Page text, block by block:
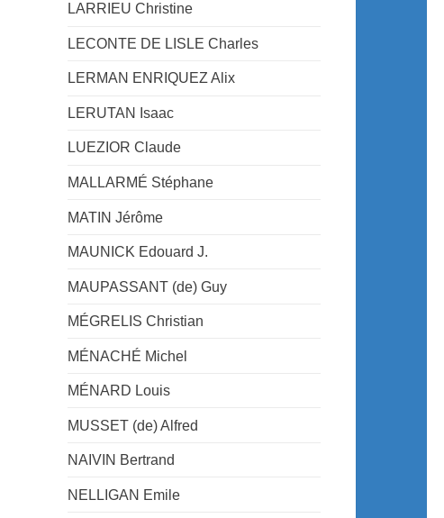
LARRIEU Christine
LECONTE DE LISLE Charles
LERMAN ENRIQUEZ Alix
LERUTAN Isaac
LUEZIOR Claude
MALLARMÉ Stéphane
MATIN Jérôme
MAUNICK Edouard J.
MAUPASSANT (de) Guy
MÉGRELIS Christian
MÉNACHÉ Michel
MÉNARD Louis
MUSSET (de) Alfred
NAIVIN Bertrand
NELLIGAN Emile